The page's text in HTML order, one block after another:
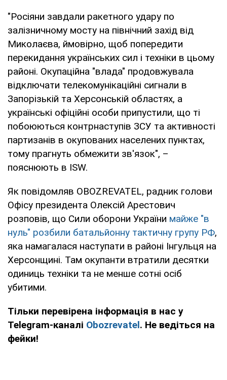
"Росіяни завдали ракетного удару по
залізничному мосту на північний захід від
Миколаєва, ймовірно, щоб попередити
перекидання українських сил і техніки в цьому
районі. Окупаційна "влада" продовжувала
відключати телекомунікаційні сигнали в
Запорізькій та Херсонській областях, а
українські офіційні особи припустили, що ті
побоюються контрнаступів ЗСУ та активності
партизанів в окупованих населених пунктах,
тому прагнуть обмежити зв'язок", –
пояснюють в ISW.
Як повідомляв OBOZREVATEL, радник голови
Офісу президента Олексій Арестович
розповів, що Сили оборони України майже "в
нуль" розбили батальйонну тактичну групу РФ,
яка намагалася наступати в районі Інгульця на
Херсонщині. Там окупанти втратили десятки
одиниць техніки та не менше сотні осіб
убитими.
Тільки перевірена інформація в нас у
Telegram-каналі Obozrevatel. Не ведіться на
фейки!